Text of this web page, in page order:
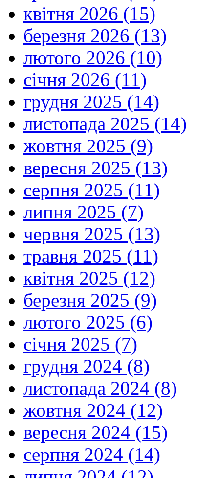
квітня 2026 (15)
березня 2026 (13)
лютого 2026 (10)
січня 2026 (11)
грудня 2025 (14)
листопада 2025 (14)
жовтня 2025 (9)
вересня 2025 (13)
серпня 2025 (11)
липня 2025 (7)
червня 2025 (13)
травня 2025 (11)
квітня 2025 (12)
березня 2025 (9)
лютого 2025 (6)
січня 2025 (7)
грудня 2024 (8)
листопада 2024 (8)
жовтня 2024 (12)
вересня 2024 (15)
серпня 2024 (14)